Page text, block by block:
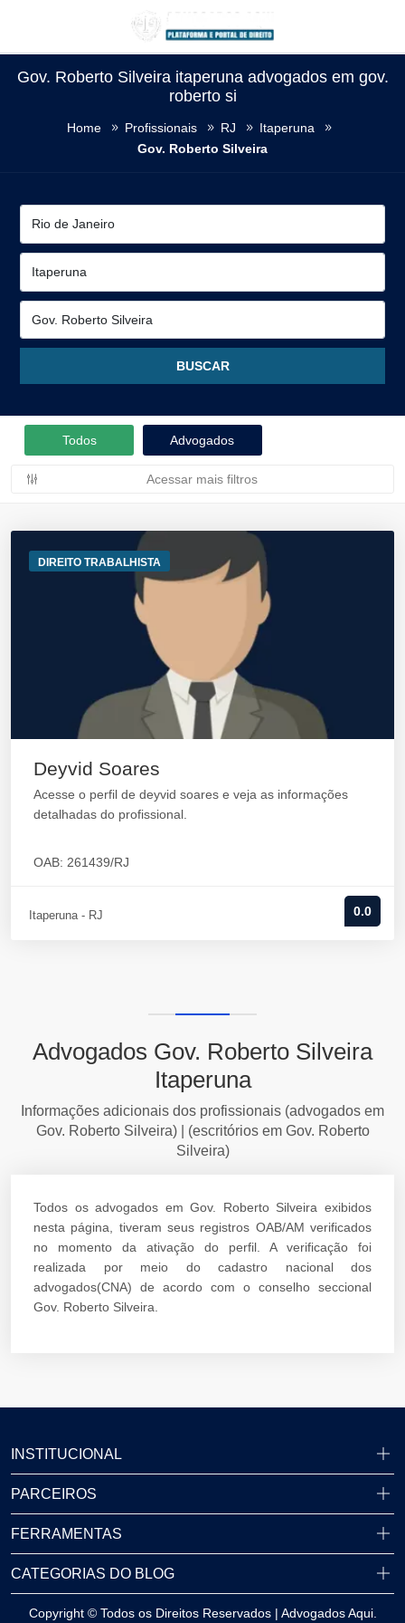
Gov. Roberto Silveira itaperuna advogados em gov.
roberto si
Home Profissionais RJ
Itaperuna
Gov. Roberto Silveira
Todos Advogados
Acessar mais filtros
DIREITO TRABALHISTA
Deyvid Soares
Acesse o perfil de deyvid soares e veja as informações
detalhadas do profissional.
OAB: 261439/RJ
Itaperuna - RJ 0.0
Advogados Gov. Roberto Silveira
Itaperuna
Informações adicionais dos profissionais (advogados em
Gov. Roberto Silveira) | (escritórios em Gov. Roberto
Silveira)
Todos os advogados em Gov. Roberto Silveira exibidos
nesta página, tiveram seus registros OAB/AM verificados
no momento da ativação do perfil. A verificação foi
realizada por meio do cadastro nacional dos
advogados(CNA) de acordo com o conselho seccional
Gov. Roberto Silveira.
INSTITUCIONAL
PARCEIROS
FERRAMENTAS
CATEGORIAS DO BLOG
Copyright © Todos os Direitos Reservados | Advogados Aqui.